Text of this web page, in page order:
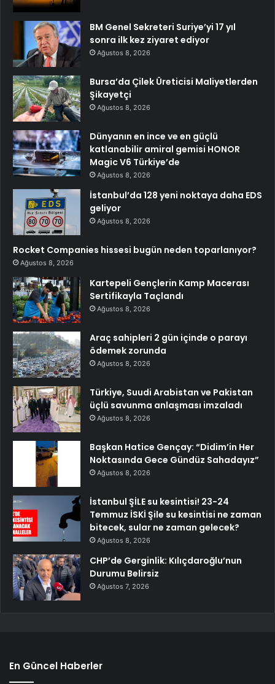
BM Genel Sekreteri Suriye’yi 17 yıl
sonra ilk kez ziyaret ediyor
Ağustos 8, 2026
Bursa’da Çilek Üreticisi Maliyetlerden
Şikayetçi
Ağustos 8, 2026
Dünyanın en ince ve en güçlü
katlanabilir amiral gemisi HONOR
Magic V6 Türkiye’de
Ağustos 8, 2026
İstanbul’da 128 yeni noktaya daha EDS
geliyor
Ağustos 8, 2026
Rocket Companies hissesi bugün neden toparlanıyor?
Ağustos 8, 2026
Kartepeli Gençlerin Kamp Macerası
Sertifikayla Taçlandı
Ağustos 8, 2026
Araç sahipleri 2 gün içinde o parayı
ödemek zorunda
Ağustos 8, 2026
Türkiye, Suudi Arabistan ve Pakistan
üçlü savunma anlaşması imzaladı
Ağustos 8, 2026
Başkan Hatice Gençay: “Didim’in Her
Noktasında Gece Gündüz Sahadayız”
Ağustos 8, 2026
İstanbul ŞİLE su kesintisi! 23-24
Temmuz İSKİ Şile su kesintisi ne zaman
bitecek, sular ne zaman gelecek?
Ağustos 8, 2026
CHP’de Gerginlik: Kılıçdaroğlu’nun
Durumu Belirsiz
Ağustos 7, 2026
En Güncel Haberler